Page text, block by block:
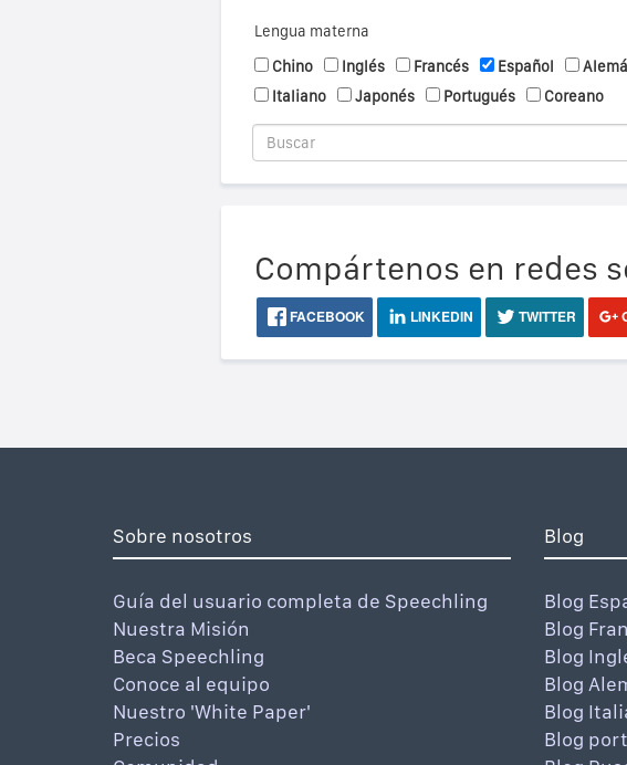
Lengua materna
Chino
Inglés Francés Español
Italiano
Japonés Portugués Coreano
Compártenos en redes
FACEBOOK LINKEDIN TWITTER
Sobre nosotros
Guía del usuario completa de Speechling
Nuestra Misión
Beca Speechling
Conoce al equipo
Nuestro 'White Paper'
Precios
Blog
Blog
Blog
Blog
Blog
Blog
Blog